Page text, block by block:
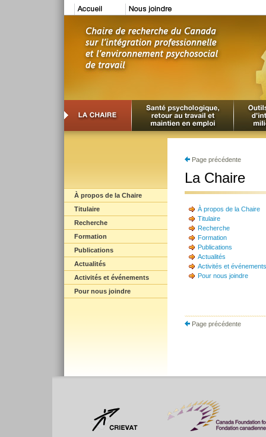
À propos de la Chaire
Titulaire
Recherche
Formation
Publications
Actualités
Activités et événements
Pour nous joindre
Page précédente
La Chaire
À propos de la Chaire
Titulaire
Recherche
Formation
Publications
Actualités
Activités et événements
Pour nous joindre
Page précédente